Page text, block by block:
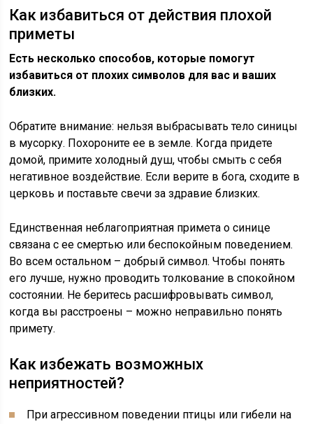
Как избавиться от действия плохой
приметы
Есть несколько способов, которые помогут
избавиться от плохих символов для вас и ваших
близких.
Обратите внимание: нельзя выбрасывать тело синицы
в мусорку. Похороните ее в земле. Когда придете
домой, примите холодный душ, чтобы смыть с себя
негативное воздействие. Если верите в бога, сходите в
церковь и поставьте свечи за здравие близких.
Единственная неблагоприятная примета о синице
связана с ее смертью или беспокойным поведением.
Во всем остальном – добрый символ. Чтобы понять
его лучше, нужно проводить толкование в спокойном
состоянии. Не беритесь расшифровывать символ,
когда вы расстроены – можно неправильно понять
примету.
Как избежать возможных
неприятностей?
При агрессивном поведении птицы или гибели на